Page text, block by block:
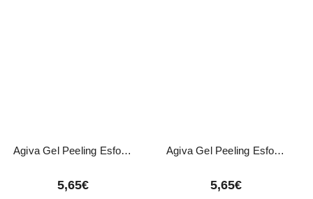
Agiva Gel Peeling Esfoliante Alperce 150ml
5,65€
Agiva Gel Peeling Esfoliante Morango 150ml
5,65€